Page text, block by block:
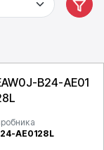
B24-AE01
AE0128L